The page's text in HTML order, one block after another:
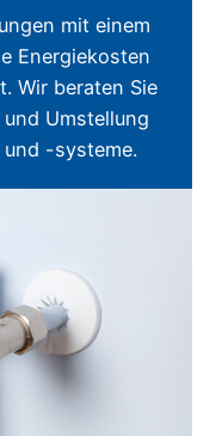
mit einem
Energiekosten
Wir beraten Sie
Umstellung
-systeme.